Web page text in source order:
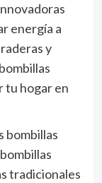
energía a
y
tu hogar en
bombillas
tradicionales